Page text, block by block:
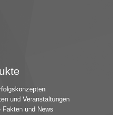
und Veranstaltungen
Fakten und News